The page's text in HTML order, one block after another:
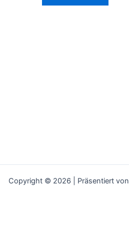
Copyright © 2026 | Präsentiert von